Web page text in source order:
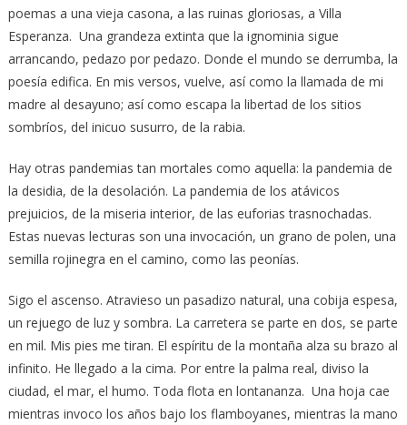
poemas a una vieja casona, a las ruinas gloriosas, a Villa
Esperanza. Una grandeza extinta que la ignominia sigue
arrancando, pedazo por pedazo. Donde el mundo se derrumba, la
poesía edifica. En mis versos, vuelve, así como la llamada de mi
madre al desayuno; así como escapa la libertad de los sitios
sombríos, del inicuo susurro, de la rabia.
Hay otras pandemias tan mortales como aquella: la pandemia de
la desidia, de la desolación. La pandemia de los atávicos
prejuicios, de la miseria interior, de las euforias trasnochadas.
Estas nuevas lecturas son una invocación, un grano de polen, una
semilla rojinegra en el camino, como las peonías.
Sigo el ascenso. Atravieso un pasadizo natural, una cobija espesa,
un rejuego de luz y sombra. La carretera se parte en dos, se parte
en mil. Mis pies me tiran. El espíritu de la montaña alza su brazo al
infinito. He llegado a la cima. Por entre la palma real, diviso la
ciudad, el mar, el humo. Toda flota en lontananza. Una hoja cae
mientras invoco los años bajo los flamboyanes, mientras la mano